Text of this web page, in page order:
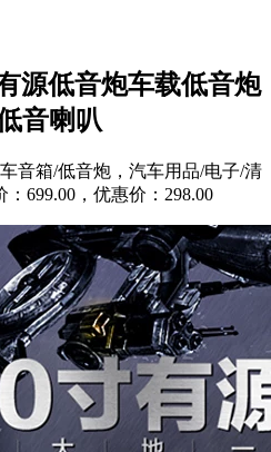
源低音炮车载低音炮
音喇叭
音箱/低音炮，汽车用品/电子/清
699.00，优惠价：298.00